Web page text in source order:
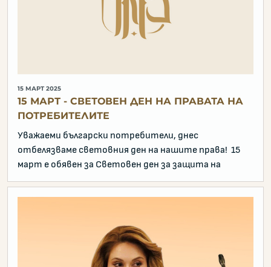
15 МАРТ 2025
15 МАРТ - СВЕТОВЕН ДЕН НА ПРАВАТА НА
ПОТРЕБИТЕЛИТЕ
Уважаеми български потребители, днес
отбелязваме световния ден на нашите права! 15
март е обявен за Световен ден за защита на